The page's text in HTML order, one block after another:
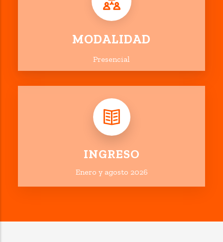
MODALIDAD
Presencial
INGRESO
Enero y agosto 2026